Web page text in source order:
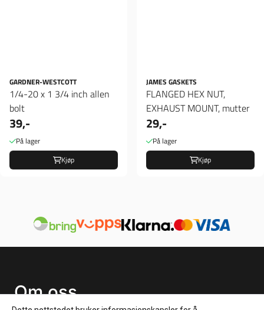
GARDNER-WESTCOTT
1/4-20 x 1 3/4 inch allen
bolt
39,-
På lager
Kjøp
JAMES GASKETS
FLANGED HEX NUT,
EXHAUST MOUNT, mutter
29,-
På lager
Kjøp
Om oss